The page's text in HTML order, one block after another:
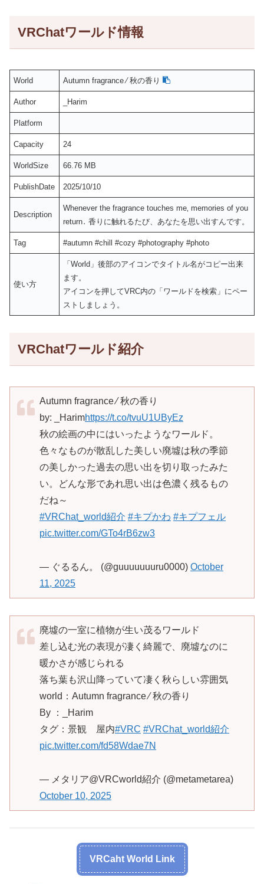
VRChatワールド情報
World Autumn fragrance ⁄ 秋の香り
Author _Harim
Platform
Capacity 24
WorldSize 66.76 MB
PublishDate 2025/10/10
Description
Whenever the fragrance touches me‚ memories of you
return․ 香りに触れるたび、あなたを思い出すんです。
Tag #autumn #chill #cozy #photography #photo
使い方
「World」後部のアイコンでタイトル名がコピー出来
ます。
アイコンを押してVRC内の「ワールドを検索」にペー
ストしましょう。
VRChatワールド紹介
Autumn fragrance ⁄ 秋の香り
by: _Harimhttps://t.co/tvuU1UByEz
秋の絵画の中にはいったようなワールド。
色々なものが散乱した美しい廃墟は秋の季節
の美しかった過去の思い出を切り取ったみた
い。どんな形であれ思い出は色濃く残るもの
だね～
#VRChat_world紹介 #キプかわ #キプフェル
pic.twitter.com/GTo4rB6zw3
— ぐるるん。 (@guuuuuuuru0000) October
11, 2025
廃墟の一室に植物が生い茂るワールド
差し込む光の表現が凄く綺麗で、廃墟なのに
暖かさが感じられる
落ち葉も沢山降っていて凄く秋らしい雰囲気
world：Autumn fragrance ⁄ 秋の香り
By ：_Harim
タグ：景観 屋内#VRC #VRChat_world紹介
pic.twitter.com/fd58Wdae7N
— メタリア@VRCworld紹介 (@metametarea)
October 10, 2025
VRCaht World Link